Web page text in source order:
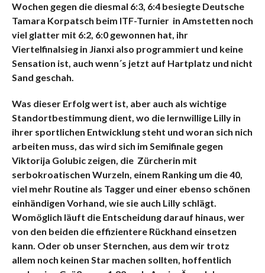
Wochen gegen die diesmal 6:3, 6:4 besiegte Deutsche
Tamara Korpatsch beim ITF-Turnier in Amstetten noch
viel glatter mit 6:2, 6:0 gewonnen hat, ihr
Viertelfinalsieg in Jianxi also programmiert und keine
Sensation ist, auch wenn´s jetzt auf Hartplatz und nicht
Sand geschah.
Was dieser Erfolg wert ist, aber auch als wichtige
Standortbestimmung dient, wo die lernwillige Lilly in
ihrer sportlichen Entwicklung steht und woran sich nich
arbeiten muss, das wird sich im Semifinale gegen
Viktorija Golubic zeigen, die Zürcherin mit
serbokroatischen Wurzeln, einem Ranking um die 40,
viel mehr Routine als Tagger und einer ebenso schönen
einhändigen Vorhand, wie sie auch Lilly schlägt.
Womöglich läuft die Entscheidung darauf hinaus, wer
von den beiden die effizientere Rückhand einsetzen
kann. Oder ob unser Sternchen, aus dem wir trotz
allem noch keinen Star machen sollten, hoffentlich